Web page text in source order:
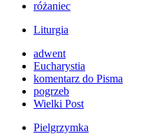
różaniec
Liturgia
adwent
Eucharystia
komentarz do Pisma
pogrzeb
Wielki Post
Pielgrzymka